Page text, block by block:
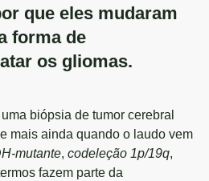
que eles mudaram
forma de
os gliomas.
biópsia de tumor cerebral
mais ainda quando o laudo vem
mutante, codeleção 1p/19q,
fazem parte da